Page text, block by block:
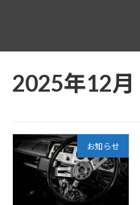
ン
ー
2025年12月
お知らせ